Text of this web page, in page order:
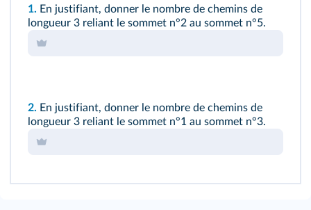
1. En justifiant, donner le nombre de chemins de
longueur 3 reliant le sommet n°2 au sommet n°5.
2. En justifiant, donner le nombre de chemins de
longueur 3 reliant le sommet n°1 au sommet n°3.